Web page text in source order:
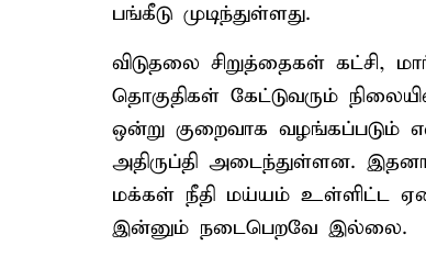
பங்கீடு முடிந்துள்ளது.
விடுதலை சிறுத்தைகள் கட்சி,
தொகுதிகள் கேட்டுவரும்
ஒன்று குறைவாக வழங்கப்படும்
அதிருப்தி அடைந்துள்ளன.
மக்கள் நீதி மய்யம் உள்ளிட்ட
இன்னும் நடைபெறவே இல்லை.